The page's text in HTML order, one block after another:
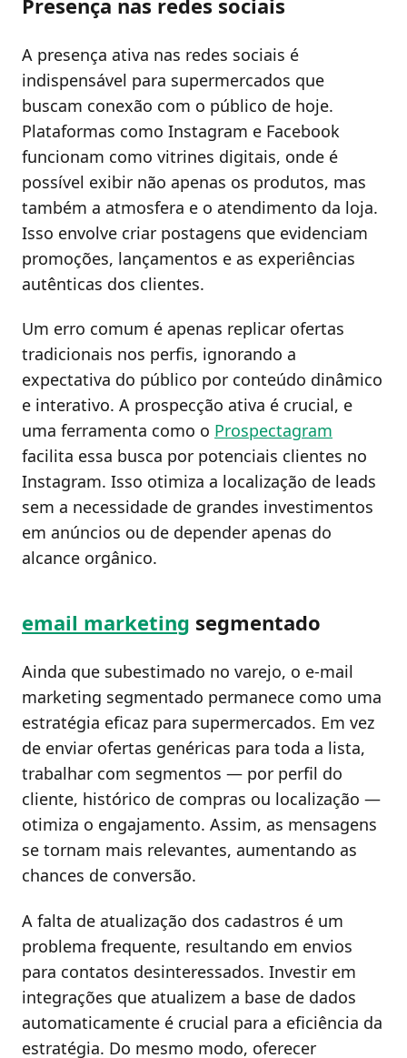
A presença ativa nas redes sociais é
indispensável para supermercados que
buscam conexão com o público de hoje.
Plataformas como Instagram e Facebook
funcionam como vitrines digitais, onde é
possível exibir não apenas os produtos, mas
também a atmosfera e o atendimento da loja.
Isso envolve criar postagens que evidenciam
promoções, lançamentos e as experiências
autênticas dos clientes.
Um erro comum é apenas replicar ofertas
tradicionais nos perfis, ignorando a
expectativa do público por conteúdo dinâmico
e interativo. A prospecção ativa é crucial, e
uma ferramenta como o Prospectagram
facilita essa busca por potenciais clientes no
Instagram. Isso otimiza a localização de leads
sem a necessidade de grandes investimentos
em anúncios ou de depender apenas do
alcance orgânico.
email marketing segmentado
Ainda que subestimado no varejo, o e-mail
marketing segmentado permanece como uma
estratégia eficaz para supermercados. Em vez
de enviar ofertas genéricas para toda a lista,
trabalhar com segmentos — por perfil do
cliente, histórico de compras ou localização —
otimiza o engajamento. Assim, as mensagens
se tornam mais relevantes, aumentando as
chances de conversão.
A falta de atualização dos cadastros é um
problema frequente, resultando em envios
para contatos desinteressados. Investir em
integrações que atualizem a base de dados
automaticamente é crucial para a eficiência da
estratégia. Do mesmo modo, oferecer